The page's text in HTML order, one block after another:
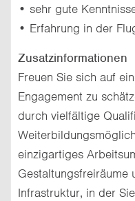
• sehr gute
• Erfahrung in der
Zusatzinformationen
Freuen Sie sich auf
Engagement zu
durch vielfältige
einzigartiges
Gestaltungsfreiräume
Infrastruktur, in der